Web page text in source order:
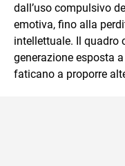
dall’uso compulsivo
emotiva, fino alla
intellettuale. Il quadro
generazione esposta
faticano a proporre